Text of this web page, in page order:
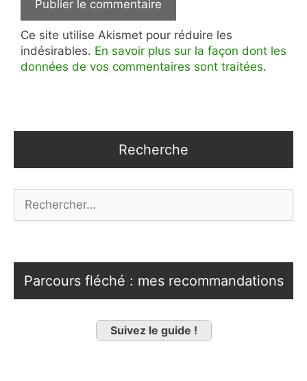
Ce site utilise Akismet pour réduire les
indésirables. En savoir plus sur la façon dont les
données de vos commentaires sont traitées.
Recherche
Parcours fléché : mes recommandations
Suivez le guide !